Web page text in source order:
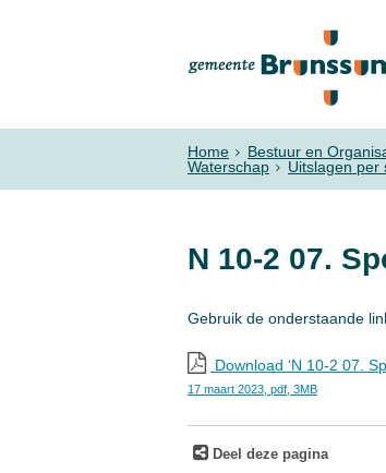
Home Bestuur en
Waterschap
Uitslagen per
N 10-2 07.
Gebruik de onderstaande
Download ‘N 10-2 07.
17 maart 2023, pdf , 3MB
Deel deze pagina